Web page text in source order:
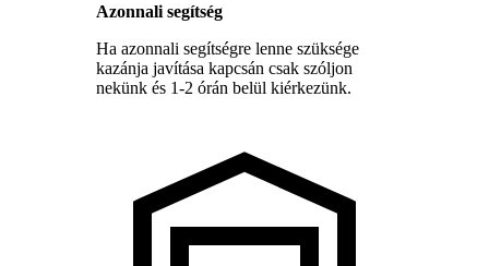
Azonnali segítség
Ha azonnali segítségre lenne szüksége
kazánja javítása kapcsán csak szóljon
nekünk és 1-2 órán belül kiérkezünk.